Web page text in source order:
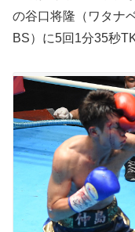
の谷口将隆（ワタナ
BS）に5回1分35秒